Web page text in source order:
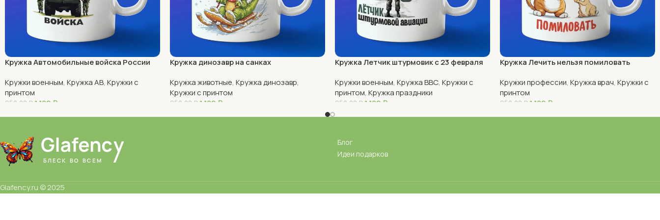
Кружка Автомобильные войска России
Кружки военным, Кружка АВ, Кружки с
принтом
950,00 ₽ 1 180 ₽
В Корзину
Кружка динозавр на санках
Кружка животные, Кружка динозавр,
Кружки с принтом
950,00 ₽ 1 180 ₽
В Корзину
Кружка Летчик штурмовик с 23 февраля
Кружки военным, Кружка ВВС, Кружки с
принтом, Кружка праздники
950,00 ₽ 1 180 ₽
В Корзину
Кружка Лечить нельзя помиловать
Кружки профессии, Кружка врач, Кружки с
принтом
950,00 ₽ 1 180 ₽
В Корзину
Блог
Идеи подарков
Glafency.ru © 2025